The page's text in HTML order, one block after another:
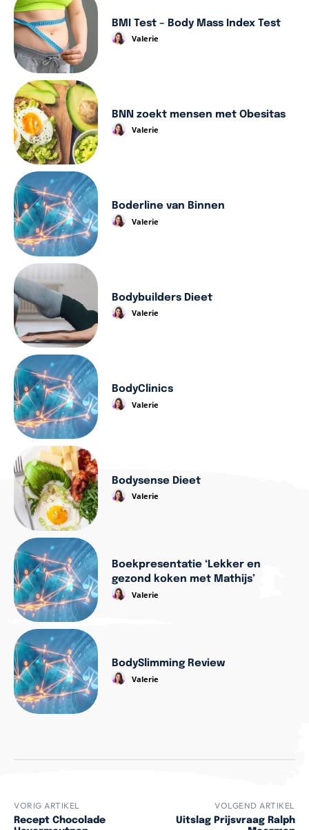
BMI Test – Body Mass Index Test
Valerie
BNN zoekt mensen met Obesitas
Valerie
Boderline van Binnen
Valerie
Bodybuilders Dieet
Valerie
BodyClinics
Valerie
Bodysense Dieet
Valerie
Boekpresentatie ‘Lekker en
gezond koken met Mathijs’
Valerie
BodySlimming Review
Valerie
VORIG ARTIKEL
Recept Chocolade
VOLGEND ARTIKEL
Uitslag Prijsvraag Ralph